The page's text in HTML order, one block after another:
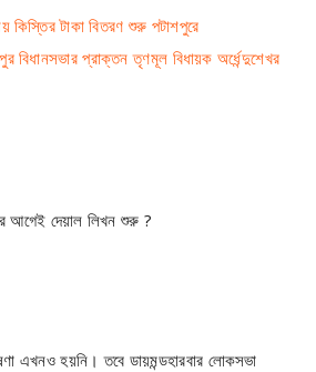
কিস্তির টাকা বিতরণ শুরু পটাশপুরে
বিধানসভার প্রাক্তন তৃণমূল বিধায়ক অর্ধেন্দুশেখর
আগেই দেয়াল লিখন শুরু ?
এখনও হয়নি। তবে ডায়মন্ডহারবার লোকসভা